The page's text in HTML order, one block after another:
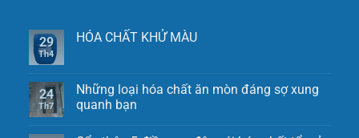
29
Th4
HÓA CHẤT KHỬ MÀU
24
Th7
Những loại hóa chất ăn mòn đáng sợ xung
quanh bạn